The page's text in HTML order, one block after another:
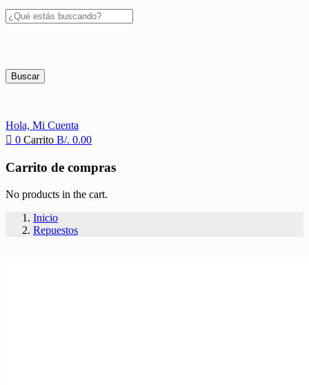
Buscar
Hola, Mi Cuenta
0 Carrito B/. 0.00
Carrito de compras
No products in the cart.
Inicio
Repuestos